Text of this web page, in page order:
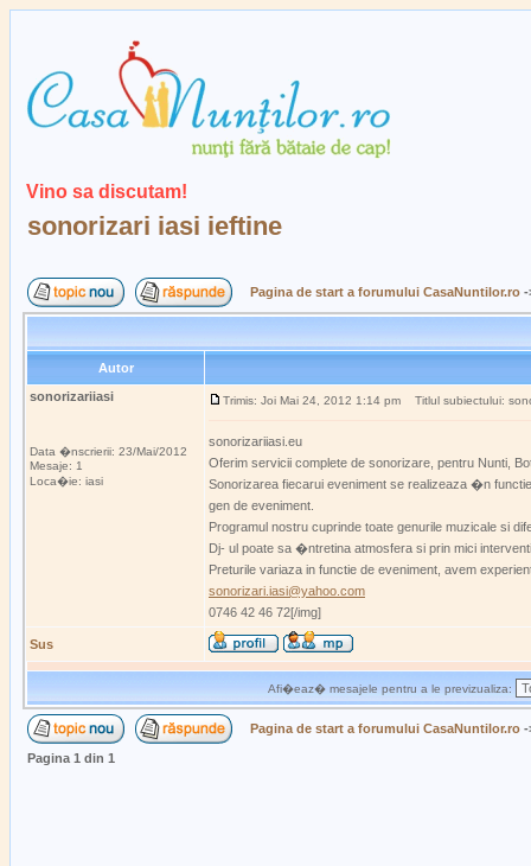
Vino sa discutam!
sonorizari iasi ieftine
Pagina de start a forumului CasaNuntilor.ro
Autor
sonorizariiasi
Data �nscrierii: 23/Mai/2012
Mesaje: 1
Loca�ie: iasi
Trimis: Joi Mai 24, 2012 1:14 pm Titlul subiectului:
sonorizariiasi.eu
Oferim servicii complete de sonorizare, pentru Nunti,
Sonorizarea fiecarui eveniment se realizeaza �n
gen de eveniment.
Programul nostru cuprinde toate genurile muzicale si
Dj- ul poate sa �ntretina atmosfera si prin mici
Preturile variaza in functie de eveniment, avem
sonorizari.iasi@yahoo.com
0746 42 46 72[/img]
Sus
Afi�eaz� mesajele pentru a le previzualiza:
Pagina de start a forumului CasaNuntilor.ro
Pagina 1 din 1